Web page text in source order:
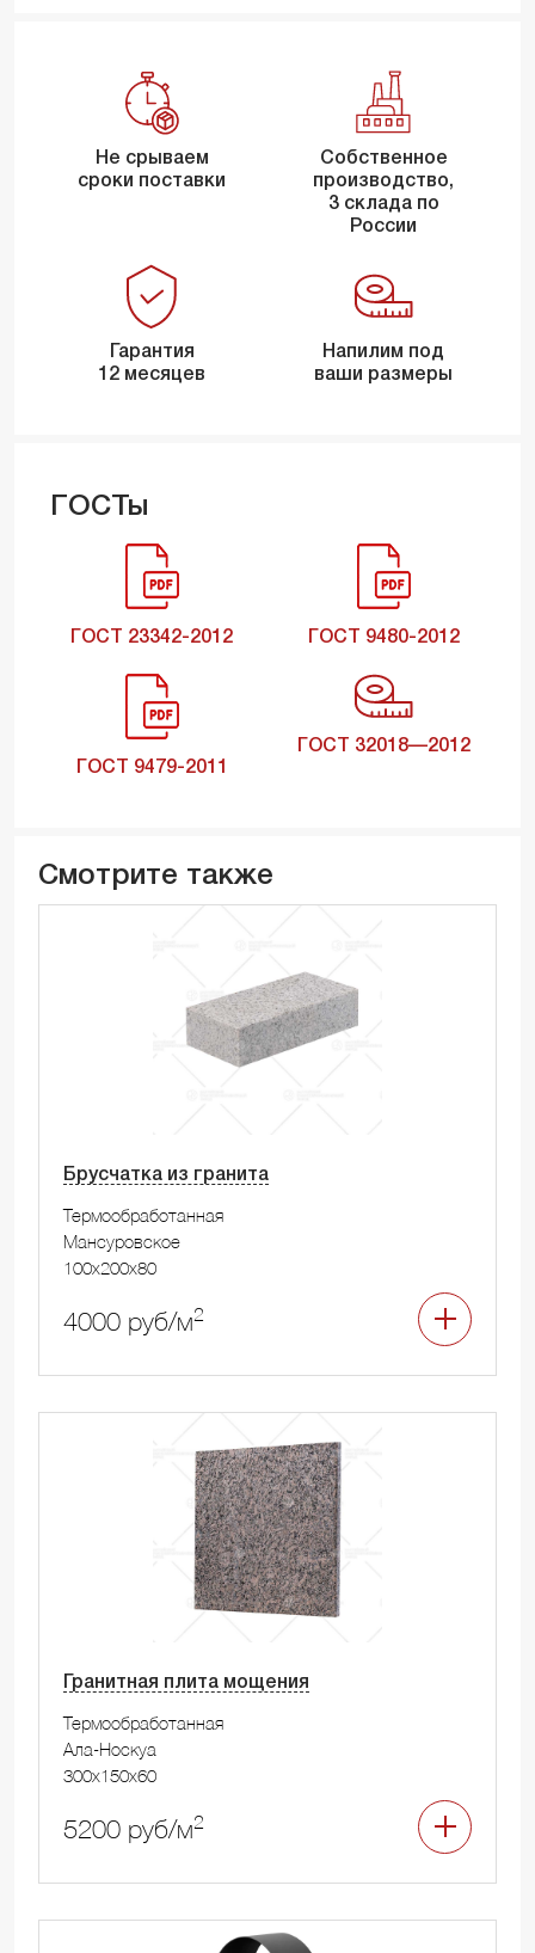
Не срываем
сроки поставки
Собственное
производство,
3 склада по
России
Гарантия
12 месяцев
Напилим под
ваши размеры
ГОСТы
ГОСТ 23342-2012 ГОСТ 9480-2012
ГОСТ 9479-2011
ГОСТ 32018—2012
Смотрите также
Брусчатка из гранита
Термообработанная
Мансуровское
100x200x80
4000 руб/м2
Гранитная плита мощения
Термообработанная
Ала-Носкуа
300x150x60
5200 руб/м2